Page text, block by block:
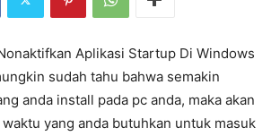
Aplikasi Startup Di Windows
sudah tahu bahwa semakin
anda install pada pc anda, maka akan
yang anda butuhkan untuk masuk